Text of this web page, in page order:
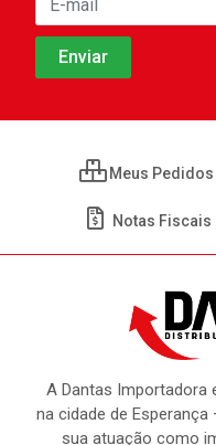
Meus Pedidos
Notas Fiscais
A Dantas Importadora
na cidade de Esperança
sua atuação como